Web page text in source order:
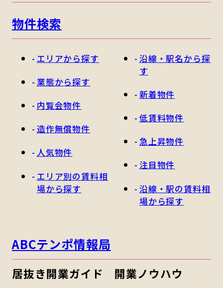
物件検索
エリアから探す
業態から探す
内覧会物件
造作無償物件
人気物件
エリア別の賃料相
場から探す
沿線・駅名から探
す
新着物件
低賃料物件
急上昇物件
注目物件
沿線・駅の賃料相
場から探す
ABCテンポ情報局
居抜き開業ガイド 開業ノウハウ